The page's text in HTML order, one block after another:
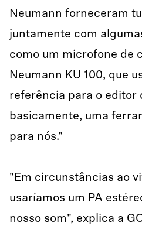
Neumann forneceram
juntamente com
como um microfone de
Neumann KU 100, que
referência para o editor
basicamente, uma
para nós."
"Em circunstâncias ao
usaríamos um PA
nosso som", explica a